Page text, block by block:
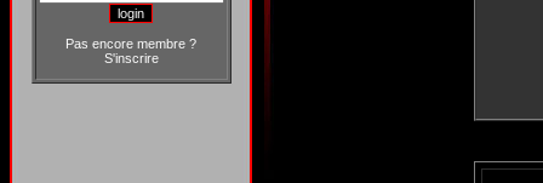
Pas encore membre ?
S'inscrire